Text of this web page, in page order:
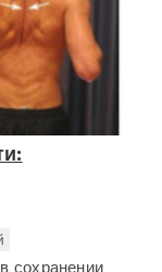
сохранении